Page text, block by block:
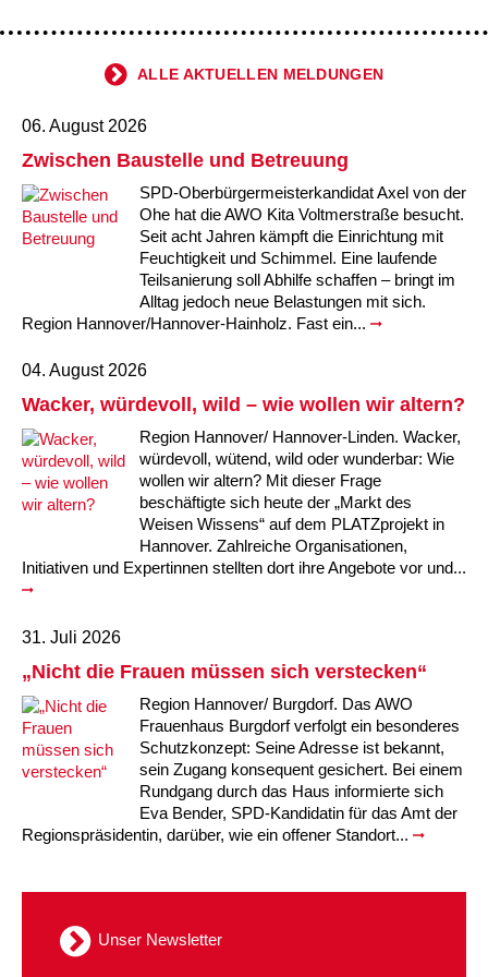
“Mäuseburg” / Familienzentrum
Kindertagesstätte Langes Feld “Deisterspatzen”
Kindertagesstätte Moorlilienweg /
Familienzentrum
Kindertagesstätte Petermannstraße /
Familienzentrum
Kindertagesstätte Pfarrlandplatz
Krippe Schleswiger Straße
Kindertagesstätte Schneiderberg
Kindertagesstätte Sylter Weg
Kindertagesstätte Voltmerstraße
Kindertagesstätte Wiehbergstraße
Kindertagesstätte Johannes-Lau-Hof
Kindertagesstätte Kapellenbrink /
Familienzentrum
Kindertagesstätte Klaus-Müller-Kilian-Weg /
“Mäuseburg” / Familienzentrum
Kindertagesstätte König-Ludwig-Straße
Kindertagesstätte Levester Straße
Offene Sprach-Sprechstunde
Kindertagesstätte Moorlilienweg /
Familienzentrum
Kindertagesstätte Mühenkamp / Familienzentrum
Kindertagesstätte Pfarrlandplatz
Hör- und Sprachheilkindergarten Ratswiese
Kindertagesstätte Rosenbergstraße
Kindertagesstätte Schneiderberg
Kindertagesstätte Sylter Weg
ALLE AKTUELLEN MELDUNGEN
06. August 2026
Zwischen Baustelle und Betreuung
SPD-Oberbürgermeisterkandidat Axel von der
Ohe hat die AWO Kita Voltmerstraße besucht.
Seit acht Jahren kämpft die Einrichtung mit
Feuchtigkeit und Schimmel. Eine laufende
Teilsanierung soll Abhilfe schaffen – bringt im
Alltag jedoch neue Belastungen mit sich.
Region Hannover/Hannover-Hainholz. Fast ein...
04. August 2026
Wacker, würdevoll, wild – wie wollen wir altern?
Region Hannover/ Hannover-Linden. Wacker,
würdevoll, wütend, wild oder wunderbar: Wie
wollen wir altern? Mit dieser Frage
beschäftigte sich heute der „Markt des
Weisen Wissens“ auf dem PLATZprojekt in
Hannover. Zahlreiche Organisationen,
Initiativen und Expertinnen stellten dort ihre Angebote vor und...
31. Juli 2026
„Nicht die Frauen müssen sich verstecken“
Region Hannover/ Burgdorf. Das AWO
Frauenhaus Burgdorf verfolgt ein besonderes
Schutzkonzept: Seine Adresse ist bekannt,
sein Zugang konsequent gesichert. Bei einem
Rundgang durch das Haus informierte sich
Eva Bender, SPD-Kandidatin für das Amt der
Regionspräsidentin, darüber, wie ein offener Standort...
Unser Newsletter